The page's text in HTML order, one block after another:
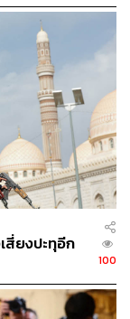
แผนสำรอง
ยาวขึ้นหรือเกิด
งไม่ควรจัด
ความจำเป็นต้อง
กตั๋วที่สามารถ
อสายการบินและ
ายแห่ง เช่น
ดาษ จะช่วยให้
ทอร์เน็ตไม่
พิเศษ
สี่ยงปะทุอีก
100